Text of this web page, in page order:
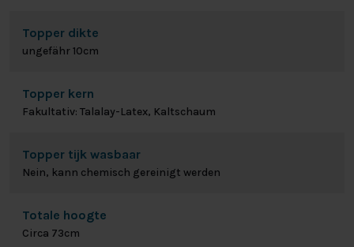
Topper dikte
ungefähr 10cm
Topper kern
Fakultativ: Talalay-Latex, Kaltschaum
Topper tijk wasbaar
Nein, kann chemisch gereinigt werden
Totale hoogte
Circa 73cm